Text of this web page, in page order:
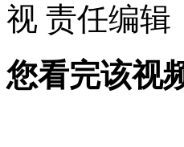
平板电脑成儿童"新宠"
视 责任编辑
您看完该视